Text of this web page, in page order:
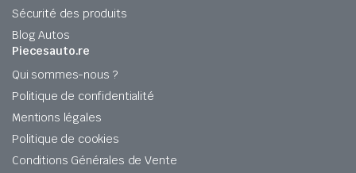
Sécurité des produits
Blog Autos
Piecesauto.re
Qui sommes-nous ?
Politique de confidentialité
Mentions légales
Politique de cookies
Conditions Générales de Vente